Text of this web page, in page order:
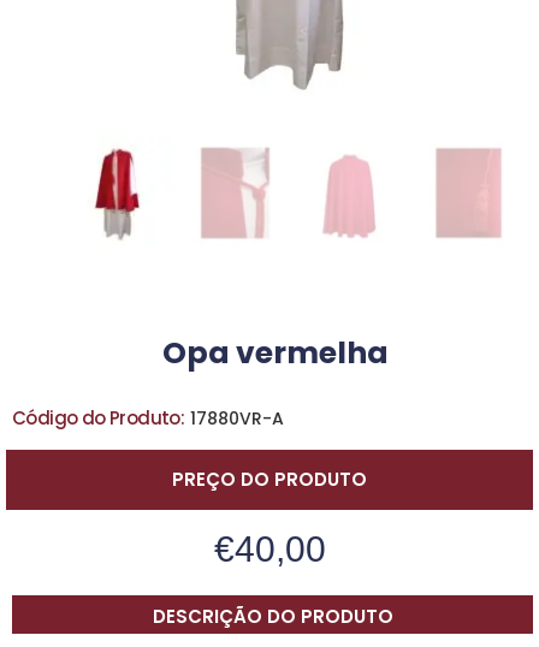
Opa vermelha
Código do Produto: 17880VR-A
PREÇO DO PRODUTO
€40,00
DESCRIÇÃO DO PRODUTO